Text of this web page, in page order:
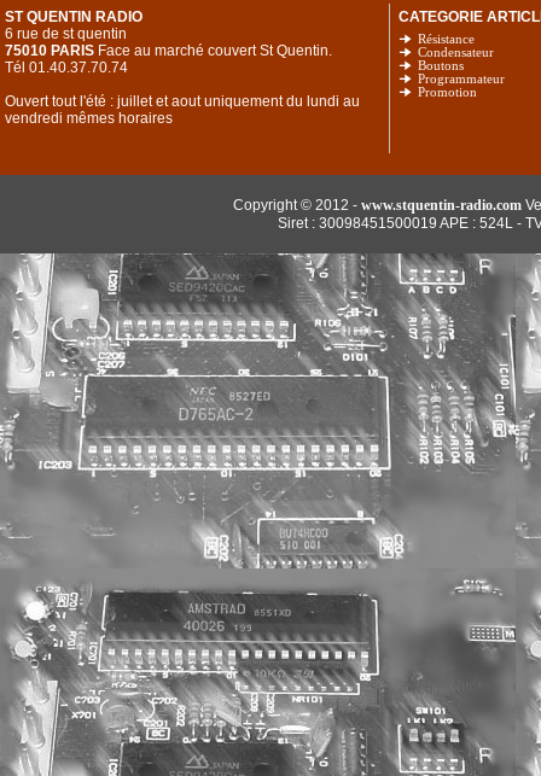
ST QUENTIN RADIO
6 rue de st quentin
75010 PARIS Face au marché couvert St Quentin.
Tél 01.40.37.70.74
Ouvert tout l'été : juillet et aout uniquement du lundi au
vendredi mêmes horaires
CATEGORIE
Résistance
Condensateur
Boutons
Programmateur
Promotion
Copyright © 2012 - www.stquentin-radio.com
Siret : 30098451500019 APE : 524L -